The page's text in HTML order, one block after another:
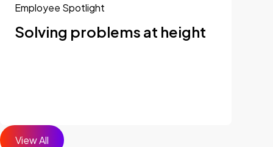
Employee Spotlight
Solving problems at height
View All